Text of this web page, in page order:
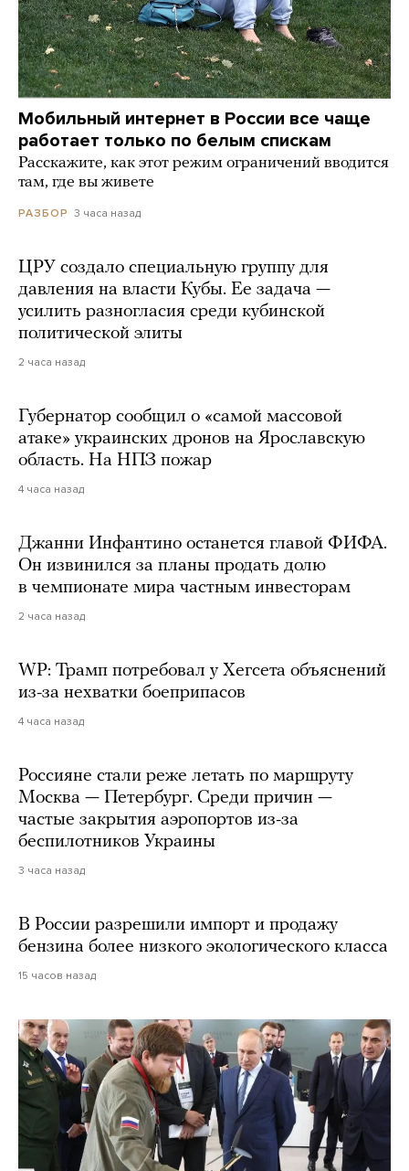
Мобильный интернет в России все чаще
работает только по белым спискам
Расскажите, как этот режим ограничений вводится
там, где вы живете
РАЗБОР 3 часа назад
ЦРУ создало специальную группу для
давления на власти Кубы. Ее задача —
усилить разногласия среди кубинской
политической элиты
2 часа назад
Губернатор сообщил о «самой массовой
атаке» украинских дронов на Ярославскую
область. На НПЗ пожар
4 часа назад
Джанни Инфантино останется главой ФИФА.
Он извинился за планы продать долю
в чемпионате мира частным инвесторам
2 часа назад
WP: Трамп потребовал у Хегсета объяснений
из-за нехватки боеприпасов
4 часа назад
Россияне стали реже летать по маршруту
Москва — Петербург. Среди причин —
частые закрытия аэропортов из-за
беспилотников Украины
3 часа назад
В России разрешили импорт и продажу
бензина более низкого экологического класса
15 часов назад